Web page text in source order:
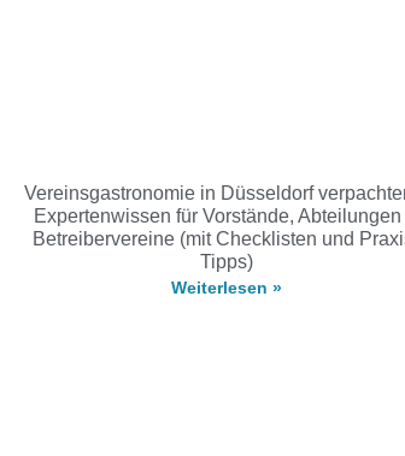
Vereinsgastronomie in Düsseldorf
Expertenwissen für Vorstände, Abteilungen
Betreibervereine (mit Checklisten und
Tipps)
Weiterlesen »